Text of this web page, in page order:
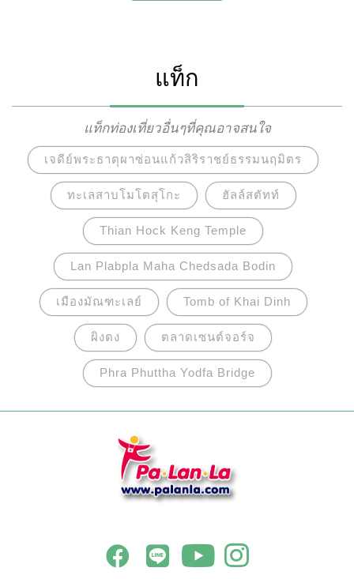
ถูกขุดขึ้น เป็นวัดอีกแห่งหนึ่งของอุทยาน
ประวัติศาสตร์กำแพงเพชรที่มีความสำคัญและน่า
แท็ก
แท็กท่องเที่ยวอื่นๆที่คุณอาจสนใจ
เจดีย์พระธาตุผาซ่อนแก้วสิริราชย์ธรรมนฤมิตร
ทะเลสาบโมโตสุโกะ ฮัลล์สตัทท์
Thian Hock Keng Temple
Lan Plabpla Maha Chedsada Bodin
เมืองมัณฑะเลย์ Tomb of Khai Dinh
ผิงตง ตลาดเซนต์จอร์จ
Phra Phuttha Yodfa Bridge